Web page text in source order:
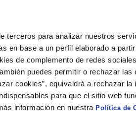
terceros para analizar nuestros
en base a un perfil elaborado a
de complemento de redes
puedes permitir o rechazar
cookies”, equivaldrá a rechazar
para que el sitio web
información en nuestraPolítica de